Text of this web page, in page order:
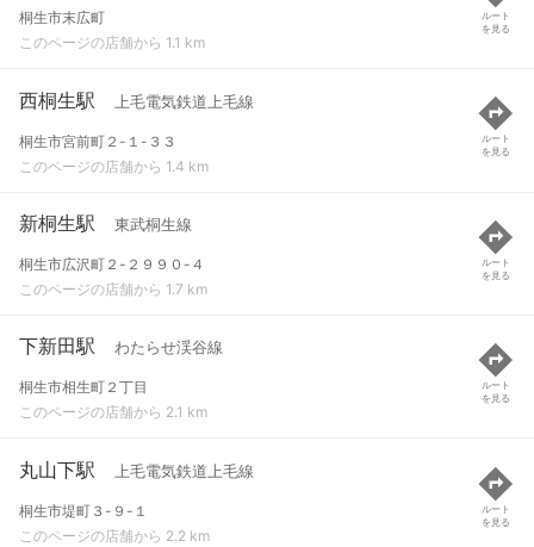
桐生市末広町
このページの店舗から 1.1 km
ルート
を見る
西桐生駅 上毛電気鉄道上毛線
桐生市宮前町２-１-３３
このページの店舗から 1.4 km
ルート
を見る
新桐生駅 東武桐生線
桐生市広沢町２-２９９０-４
このページの店舗から 1.7 km
ルート
を見る
下新田駅 わたらせ渓谷線
桐生市相生町２丁目
このページの店舗から 2.1 km
ルート
を見る
丸山下駅 上毛電気鉄道上毛線
桐生市堤町３-９-１
このページの店舗から 2.2 km
ルート
を見る